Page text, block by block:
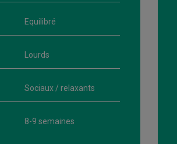
Equilibré
Lourds
Sociaux / relaxants
8-9 semaines